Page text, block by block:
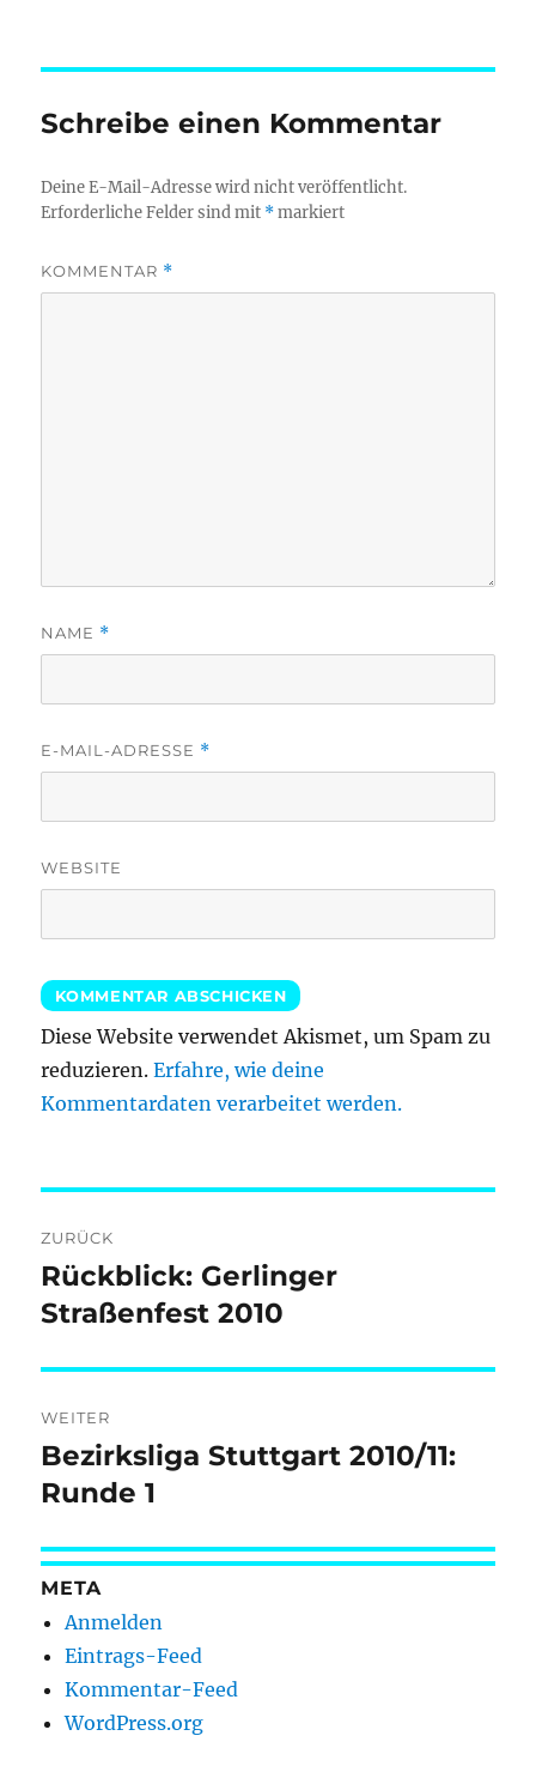
Schreibe einen Kommentar
Deine E-Mail-Adresse wird nicht veröffentlicht.
Erforderliche Felder sind mit *markiert
KOMMENTAR *
NAME *
E-MAIL-ADRESSE *
WEBSITE
Diese Website verwendet Akismet, um Spam zu
reduzieren.Erfahre, wie deine
Kommentardaten verarbeitet werden.
ZURÜCK
Vorheriger
Beitrag:
Rückblick: Gerlinger
Straßenfest 2010
WEITER
Nächster
Beitrag:
Bezirksliga Stuttgart 2010/11:
Runde 1
META
Anmelden
Eintrags-Feed
Kommentar-Feed
WordPress.org